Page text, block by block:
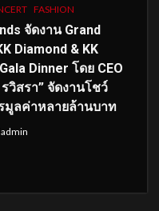
FASHION
จัดงาน Grand
Diamond & KK
Dinner โดย CEO
วิสรา” จัดงานโชว์
มูลค่าหลายล้านบาท
admin